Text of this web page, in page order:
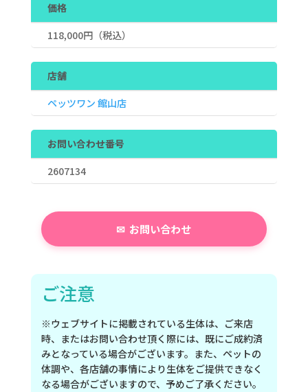
価格
118,000円（税込）
店舗
ペッツワン 館山店
お問い合わせ番号
2607134
お問い合わせ
ご注意
※ウェブサイトに掲載されている生体は、ご来店
時、またはお問い合わせ頂く際には、既にご成約済
みとなっている場合がございます。また、ペットの
体調や、各店舗の事情により生体をご提供できなく
なる場合がございますので、予めご了承ください。